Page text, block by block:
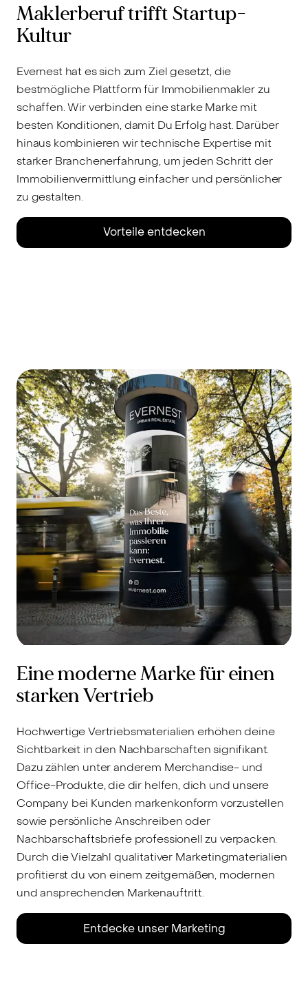
Maklerberuf trifft Startup-
Kultur
Evernest hat es sich zum Ziel gesetzt, die
bestmögliche Plattform für Immobilienmakler zu
schaffen. Wir verbinden eine starke Marke mit
besten Konditionen, damit Du Erfolg hast. Darüber
hinaus kombinieren wir technische Expertise mit
starker Branchenerfahrung, um jeden Schritt der
Immobilienvermittlung einfacher und persönlicher
zu gestalten.
Vorteile entdecken
Eine moderne Marke für einen
starken Vertrieb
Hochwertige Vertriebsmaterialien erhöhen deine
Sichtbarkeit in den Nachbarschaften signifikant.
Dazu zählen unter anderem Merchandise- und
Office-Produkte, die dir helfen, dich und unsere
Company bei Kunden markenkonform vorzustellen
sowie persönliche Anschreiben oder
Nachbarschaftsbriefe professionell zu verpacken.
Durch die Vielzahl qualitativer Marketingmaterialien
profitierst du von einem zeitgemäßen, modernen
und ansprechenden Markenauftritt.
Entdecke unser Marketing